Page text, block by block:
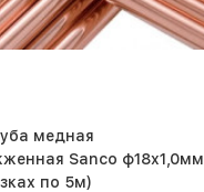
медная
Sanco ф18x1,0мм
по 5м)